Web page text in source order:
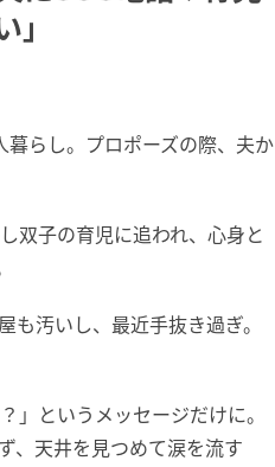
らし。プロポーズの際、夫か
双子の育児に追われ、心身と
汚いし、最近手抜き過ぎ。
」というメッセージだけに。
、天井を見つめて涙を流す